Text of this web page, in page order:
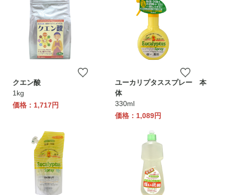
クエン酸
1kg
価格：1,717円
ユーカリプタススプレー 本
体
330ml
価格：1,089円